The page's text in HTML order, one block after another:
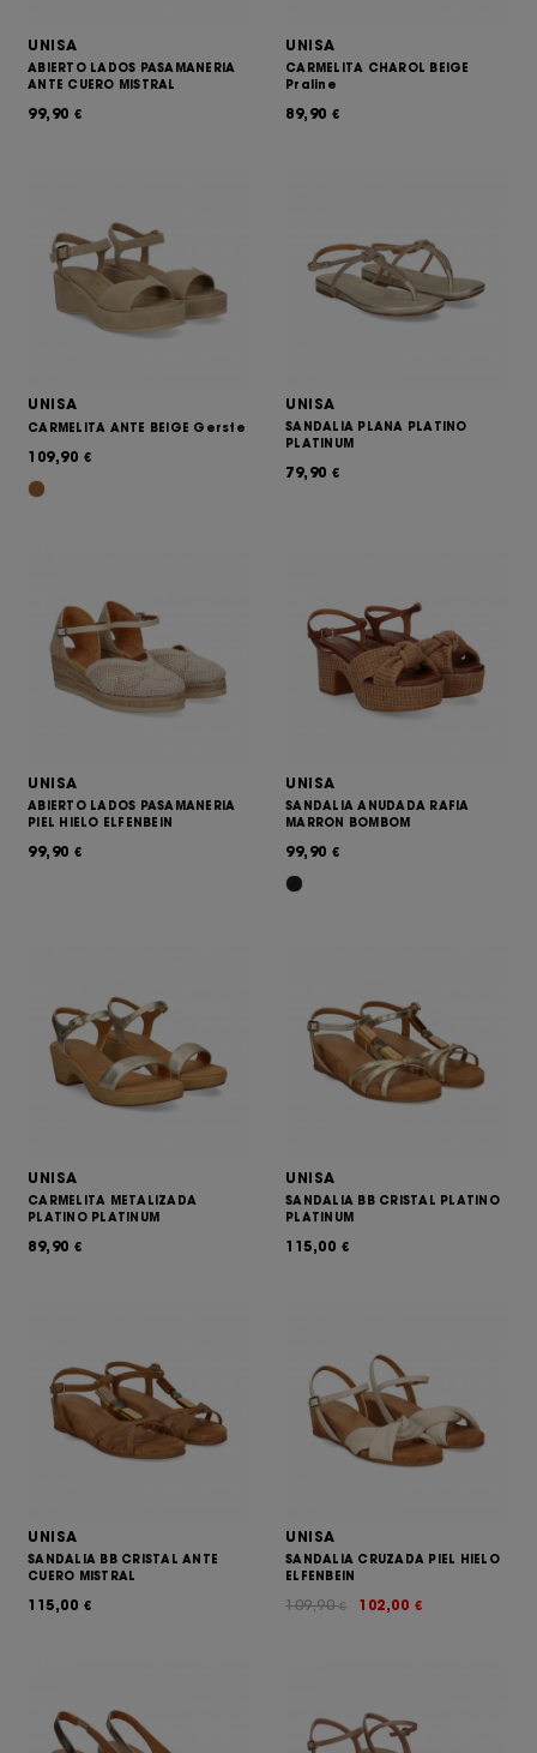
UNISA
ABIERTO LADOS PASAMANERIA
ANTE CUERO MISTRAL
99,90 €
UNISA
CARMELITA CHAROL BEIGE
Praline
89,90 €
UNISA
CARMELITA ANTE BEIGE Gerste
109,90 €
UNISA
SANDALIA PLANA PLATINO
PLATINUM
79,90 €
UNISA
ABIERTO LADOS PASAMANERIA
PIEL HIELO ELFENBEIN
99,90 €
UNISA
SANDALIA ANUDADA RAFIA
MARRON BOMBOM
99,90 €
UNISA
CARMELITA METALIZADA
PLATINO PLATINUM
89,90 €
UNISA
SANDALIA BB CRISTAL PLATINO
PLATINUM
115,00 €
UNISA
SANDALIA BB CRISTAL ANTE
CUERO MISTRAL
115,00 €
UNISA
SANDALIA CRUZADA PIEL HIELO
ELFENBEIN
102,00 €
109,90€